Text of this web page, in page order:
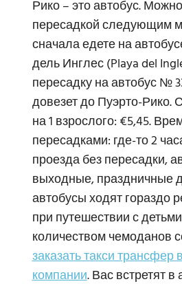
Рико – это автобус.
пересадкой следующим
сначала едете на
дель Инглес (Playa del
пересадку на автобус №
довезет до Пуэрто-Рико.
на 1 взрослого: €5,45.
пересадками: где-то 2
проезда без пересадки,
выходные, праздничные
автобусы ходят гораздо
при путешествии с
количеством чемоданов
заказать такси трансфер
компании. Вас встретят в